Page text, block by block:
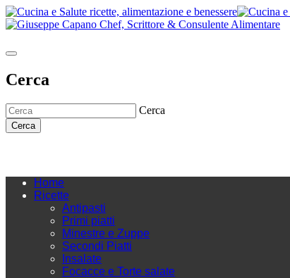
Cerca
Cerca
Cerca
Home
Ricette
Antipasti
Primi piatti
Minestre e Zuppe
Secondi Piatti
Insalate
Focacce e Torte salate